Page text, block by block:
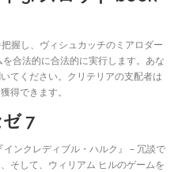
握し、ヴィシュカッチのミアロダー
合法的に合法的に実行します。あな
てください。クリテリアの支配者は
得できます。
7
ンクレディブル・ハルク』 – 冗談で
そして、ウィリアム ヒルのゲームを